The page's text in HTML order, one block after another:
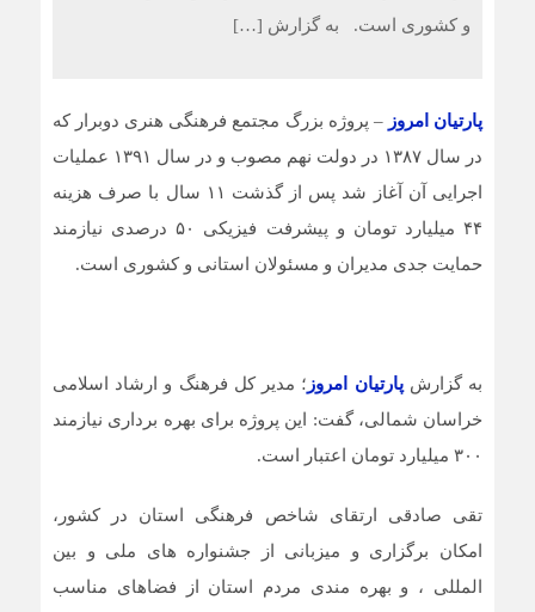
و کشوری است. به گزارش […]
پارتیان امروز – پروژه بزرگ مجتمع فرهنگی هنری دوبرار که
در سال ۱۳۸۷ در دولت نهم مصوب و در سال ۱۳۹۱ عملیات
اجرایی آن آغاز شد پس از گذشت ۱۱ سال با صرف هزینه
۴۴ میلیارد تومان و پیشرفت فیزیکی ۵۰ درصدی نیازمند
حمایت جدی مدیران و مسئولان استانی و کشوری است.
به گزارشپارتیان امروز ؛ مدیر کل فرهنگ و ارشاد اسلامی
خراسان شمالی، گفت: این پروژه برای بهره برداری نیازمند
۳۰۰ میلیارد تومان اعتبار است.
تقی صادقی ارتقای شاخص فرهنگی استان در کشور،
امکان برگزاری و میزبانی از جشنواره های ملی و بین
المللی ، و بهره مندی مردم استان از فضاهای مناسب